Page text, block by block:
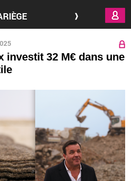
investit 32 M€ dans une